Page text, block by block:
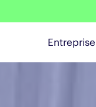
Entreprise